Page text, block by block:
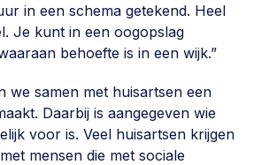
in een schema getekend. Heel
Je kunt in een oogopslag
behoefte is in een wijk.”
we samen met huisartsen een
Daarbij is aangegeven wie
voor is. Veel huisartsen krijgen
mensen die met sociale